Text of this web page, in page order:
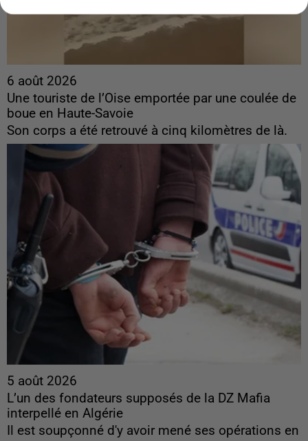
6 août 2026
Une touriste de l’Oise emportée par une coulée de
boue en Haute-Savoie
Son corps a été retrouvé à cinq kilomètres de là.
5 août 2026
L’un des fondateurs supposés de la DZ Mafia
interpellé en Algérie
Il est soupçonné d'y avoir mené ses opérations en